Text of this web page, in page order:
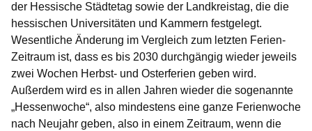
der Hessische Städtetag sowie der Landkreistag, die die
hessischen Universitäten und Kammern festgelegt.
Wesentliche Änderung im Vergleich zum letzten Ferien-
Zeitraum ist, dass es bis 2030 durchgängig wieder jeweils
zwei Wochen Herbst- und Osterferien geben wird.
Außerdem wird es in allen Jahren wieder die sogenannte
„Hessenwoche“, also mindestens eine ganze Ferienwoche
nach Neujahr geben, also in einem Zeitraum, wenn die